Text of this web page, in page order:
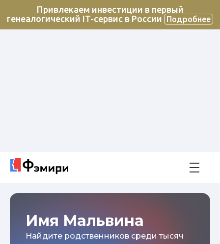
Привлекаем инвестиции в первый
генеалогический IT-сервис в России
Подробнее
Имя Мальвина
Найдите родственников среди тысяч